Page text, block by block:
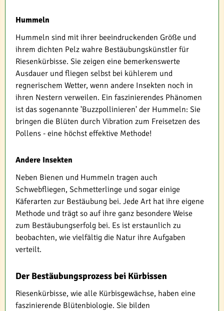
Hummeln
Hummeln sind mit ihrer beeindruckenden Größe und
ihrem dichten Pelz wahre Bestäubungskünstler für
Riesenkürbisse. Sie zeigen eine bemerkenswerte
Ausdauer und fliegen selbst bei kühlerem und
regnerischem Wetter, wenn andere Insekten noch in
ihren Nestern verweilen. Ein faszinierendes Phänomen
ist das sogenannte 'Buzzpollinieren' der Hummeln: Sie
bringen die Blüten durch Vibration zum Freisetzen des
Pollens - eine höchst effektive Methode!
Andere Insekten
Neben Bienen und Hummeln tragen auch
Schwebfliegen, Schmetterlinge und sogar einige
Käferarten zur Bestäubung bei. Jede Art hat ihre eigene
Methode und trägt so auf ihre ganz besondere Weise
zum Bestäubungserfolg bei. Es ist erstaunlich zu
beobachten, wie vielfältig die Natur ihre Aufgaben
verteilt.
Der Bestäubungsprozess bei Kürbissen
Riesenkürbisse, wie alle Kürbisgewächse, haben eine
faszinierende Blütenbiologie. Sie bilden